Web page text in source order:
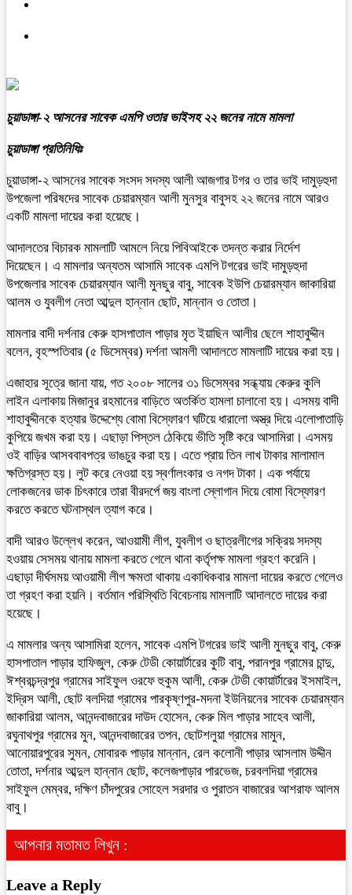
চুয়াডাঙ্গা-২ আসনের সাবেক এমপি ওতার ভাইসহ ২২ জনের নামে মামলা
চুয়াডাঙ্গা প্রতিনিধিঃ
চুয়াডাঙ্গা-২ আসনের সাবেক সংসদ সদস্য আলী আজগার টগর ও তার ভাই দামুড়হুদা
উপজেলা পরিষদের সাবেক চেয়ারম্যান আলী মুনসুর বাবুসহ ২২ জনের নামে আরও
একটি মামলা দায়ের করা হয়েছে।
আদালতের বিচারক মামলাটি আমলে নিয়ে পিবিআইকে তদন্ত করার নির্দেশ
দিয়েছেন। এ মামলার অন্যতম আসামি সাবেক এমপি টগরের ভাই দামুড়হুদা
উপজেলার সাবেক চেয়ারম্যান আলী মুনছুর বাবু, সাবেক ইউপি চেয়ারম্যান জাকারিয়া
আলম ও যুবলীগ নেতা আব্দুল হান্নান ছোট, মান্নান ও তোতা।
মামলার বাদী দর্শনার কেরু হাসপাতাল পাড়ার মৃত ইয়াছিন আলীর ছেলে শাহাবুদ্দীন
বলেন, বৃহস্পতিবার (৫ ডিসেম্বর) দর্শনা আমলী আদালতে মামলাটি দায়ের করা হয়।
এজাহার সূত্রে জানা যায়, গত ২০০৮ সালের ৩১ ডিসেম্বর সন্ধ্যায় কেরুর কুলি
লাইন এলাকায় মিজানুর রহমানের বাড়িতে অতর্কিত হামলা চালানো হয়। এসময় বাদী
শাহাবুদ্দীনকে হত্যার উদ্দেশ্যে বোমা বিস্ফোরণ ঘটিয়ে ধারালো অস্ত্র দিয়ে এলোপাতাড়ি
কুপিয়ে জখম করা হয়। এছাড়া পিস্তল ঠেকিয়ে ভীতি সৃষ্টি করে আসামিরা। এসময়
ওই বাড়ির আসববাবপত্র ভাঙচুর করা হয়। এতে প্রায় তিন লাখ টাকার মালামাল
ক্ষতিগ্রস্ত হয়। লুট করে নেওয়া হয় স্বর্ণালংকার ও নগদ টাকা। এক পর্যায়ে
লোকজনের ডাক চিৎকারে তারা বীরদর্পে জয় বাংলা স্লোগান দিয়ে বোমা বিস্ফোরণ
করতে করতে ঘটনাস্থল ত্যাগ করে।
বাদী আরও উল্লেখ করেন, আওয়ামী লীগ, যুবলীগ ও ছাত্রলীগের সক্রিয় সদস্য
হওয়ায় সেসময় থানায় মামলা করতে গেলে থানা কর্তৃপক্ষ মামলা গ্রহণ করেনি।
এছাড়া দীর্ঘসময় আওয়ামী লীগ ক্ষমতা থাকায় একাধিকবার মামলা দায়ের করতে গেলেও
তা গ্রহণ করা হয়নি। বর্তমান পরিস্থিতি বিবেচনায় মামলাটি আদালতে দায়ের করা
হয়েছে।
এ মামলার অন্য আসামিরা হলেন, সাবেক এমপি টগরের ভাই আলী মুনছুর বাবু, কেরু
হাসপাতাল পাড়ার হাফিজুল, কেরু টেডী কোয়ার্টারের কুটি বাবু, পরানপুর গ্রামের চান্দু,
ঈশ্বরচন্দ্রপুর গ্রামের সাইফুল ওরফে হুকুম আলী, কেরু টেডী কোয়ার্টারের ইসমাইল,
ইদ্রিস আলী, ছোট বলদিয়া গ্রামের পারকৃষ্ণপুর-মদনা ইউনিয়নের সাবেক চেয়ারম্যান
জাকারিয়া আলম, আনন্দবাজারের দাউদ হোসেন, কেরু মিল পাড়ার সাহেব আলী,
রঘুনাথপুর গ্রামের মুন, আনন্দবাজারের তপন, ছোটশলুয়া গ্রামের মামুন,
আনোয়ারপুরের সুমন, মোবারক পাড়ার মান্নান, রেল কলোনী পাড়ার আসলাম উদ্দীন
তোতা, দর্শনার আব্দুল হান্নান ছোট, কলেজপাড়ার পারভেজ, চরবলদিয়া গ্রামের
সাইফুল মেম্বর, দক্ষিণ চাঁদপুরের সোহেল সরদার ও পুরাতন বাজারের আশরাফ আলম
বাবু।
আপনার মতামত লিখুন :
Leave a Reply